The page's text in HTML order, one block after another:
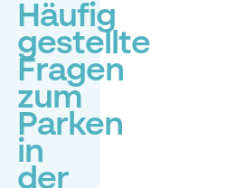
Häufig
gestellte
Fragen
zum
Parken
in
der